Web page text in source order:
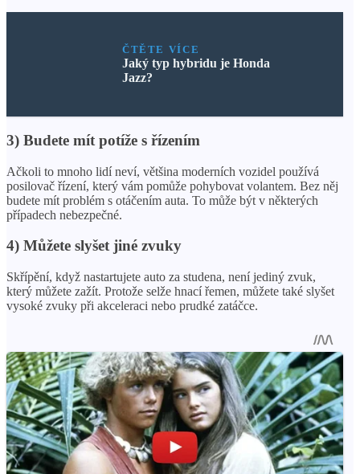
ČTĚTE VÍCE
Jaký typ hybridu je Honda
Jazz?
3) Budete mít potíže s řízením
Ačkoli to mnoho lidí neví, většina moderních vozidel používá
posilovač řízení, který vám pomůže pohybovat volantem. Bez něj
budete mít problém s otáčením auta. To může být v některých
případech nebezpečné.
4) Můžete slyšet jiné zvuky
Skřípění, když nastartujete auto za studena, není jediný zvuk,
který můžete zažít. Protože selže hnací řemen, můžete také slyšet
vysoké zvuky při akceleraci nebo prudké zatáčce.